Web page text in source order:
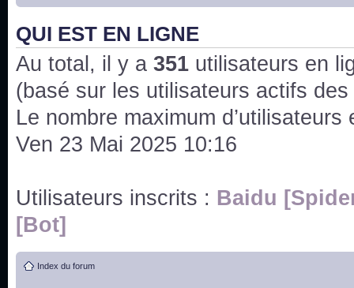
J'ai l'impression que nous n'avons pas fait les
issus des saisons 6; 7 et 8 !
Bonne année 2020 !
Bonne année 2019 !
Bonne année tout le monde !
Un peu de ménage, spams supprimés. Depuis
chaines françaises diffusent House, HD1 et
QUI EST EN LIGNE
Au total, il y a 351 utilisateurs en
(basé sur les utilisateurs actifs
Le nombre maximum
Ven 23 Mai 2025 10:16
Utilisateurs inscrits : Baidu
[Bot]
Index du forum